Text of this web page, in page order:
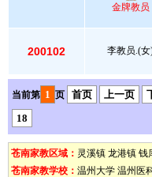
金牌教员
200102 李教员.(女
当前第 1 页 首页 上一页
18
苍南家教区域： 灵溪镇 龙港镇 钱
苍南家教学校： 温州大学 温州医